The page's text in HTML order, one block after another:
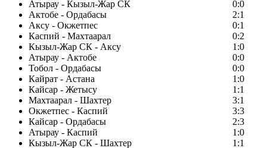
Атырау - Кызыл-Жар СК
0:0
Актобе - Ордабасы
2:1
Аксу - Окжетпес
0:1
Каспий - Махтаарал
0:2
Кызыл-Жар СК - Аксу
1:0
Атырау - Актобе
0:0
Тобол - Ордабасы
0:0
Кайрат - Астана
1:0
Кайсар - Жетысу
1:1
Махтаарал - Шахтер
3:1
Окжетпес - Каспий
3:3
Кайсар - Ордабасы
2:3
Атырау - Каспий
1:0
Кызыл-Жар СК - Шахтер
1:1